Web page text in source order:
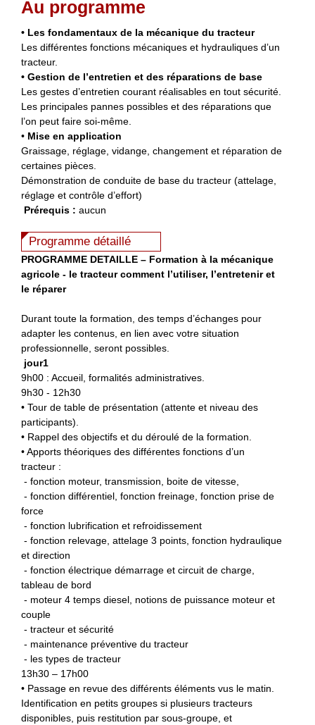
Au programme
• Les fondamentaux de la mécanique du tracteur
Les différentes fonctions mécaniques et hydrauliques d’un
tracteur.
• Gestion de l’entretien et des réparations de base
Les gestes d’entretien courant réalisables en tout sécurité.
Les principales pannes possibles et des réparations que
l’on peut faire soi-même.
• Mise en application
Graissage, réglage, vidange, changement et réparation de
certaines pièces.
Démonstration de conduite de base du tracteur (attelage,
réglage et contrôle d’effort)
Prérequis : aucun
Programme détaillé
PROGRAMME DETAILLE – Formation à la mécanique
agricole - le tracteur comment l’utiliser, l’entretenir et
le réparer
Durant toute la formation, des temps d’échanges pour
adapter les contenus, en lien avec votre situation
professionnelle, seront possibles.
jour1
9h00 : Accueil, formalités administratives.
9h30 - 12h30
• Tour de table de présentation (attente et niveau des
participants).
• Rappel des objectifs et du déroulé de la formation.
• Apports théoriques des différentes fonctions d’un
tracteur :
- fonction moteur, transmission, boite de vitesse,
- fonction différentiel, fonction freinage, fonction prise de
force
- fonction lubrification et refroidissement
- fonction relevage, attelage 3 points, fonction hydraulique
et direction
- fonction électrique démarrage et circuit de charge,
tableau de bord
- moteur 4 temps diesel, notions de puissance moteur et
couple
- tracteur et sécurité
- maintenance préventive du tracteur
- les types de tracteur
13h30 – 17h00
• Passage en revue des différents éléments vus le matin.
Identification en petits groupes si plusieurs tracteurs
disponibles, puis restitution par sous-groupe, et